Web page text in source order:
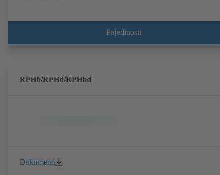
Pojedinosti
RPHb/RPHd/RPHbd
Dokumenti